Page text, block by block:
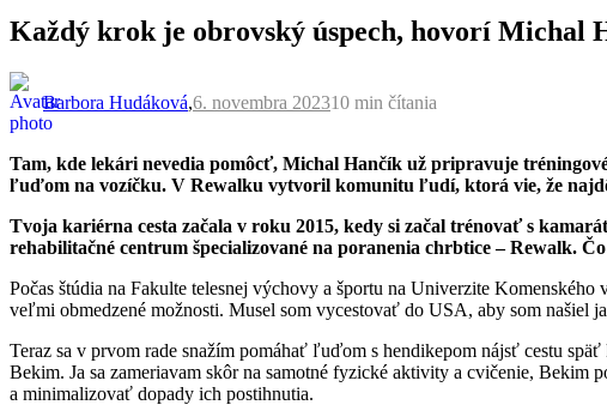
Každý krok je obrovský úspech, hovorí Michal
Barbora Hudáková,6. novembra 202310 min čítania
Tam, kde lekári nevedia pomôcť, Michal Hančík už pripravuje
ľuďom na vozíčku. V Rewalku vytvoril komunitu ľudí, ktorá vie, že
Tvoja kariérna cesta začala v roku 2015, kedy si začal trénovať s
rehabilitačné centrum špecializované na poranenia chrbtice – Rewalk.
Počas štúdia na Fakulte telesnej výchovy a športu na Univerzite
veľmi obmedzené možnosti. Musel som vycestovať do USA, aby som našiel
Teraz sa v prvom rade snažím pomáhať ľuďom s hendikepom nájsť cestu
Bekim. Ja sa zameriavam skôr na samotné fyzické aktivity a cvičenie, Bekim
a minimalizovať dopady ich postihnutia.